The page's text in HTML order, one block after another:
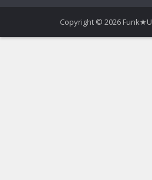
Copyright © 2026 Funk★U